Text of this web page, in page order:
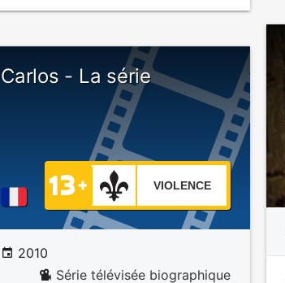
Carlos - La série
VIOLENCE
2010
Série télévisée biographique